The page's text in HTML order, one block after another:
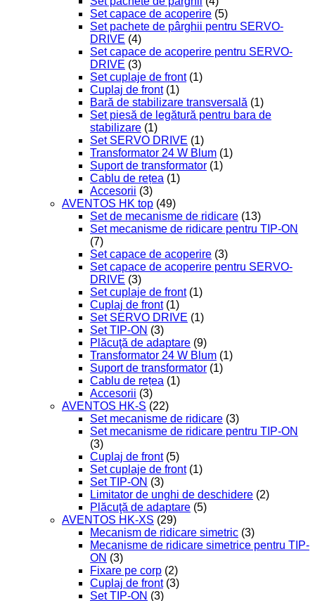
Set capace de acoperire (5)
Set pachete de pârghii pentru SERVO-
DRIVE (4)
Set capace de acoperire pentru SERVO-
DRIVE (3)
Set cuplaje de front (1)
Cuplaj de front (1)
Bară de stabilizare transversală (1)
Set piesă de legătură pentru bara de
stabilizare (1)
Set SERVO DRIVE (1)
Transformator 24 W Blum (1)
Suport de transformator (1)
Cablu de rețea (1)
Accesorii (3)
AVENTOS HK top (49)
Set de mecanisme de ridicare (13)
Set mecanisme de ridicare pentru TIP-ON
(7)
Set capace de acoperire (3)
Set capace de acoperire pentru SERVO-
DRIVE (3)
Set cuplaje de front (1)
Cuplaj de front (1)
Set SERVO DRIVE (1)
Set TIP-ON (3)
Plăcuţă de adaptare (9)
Transformator 24 W Blum (1)
Suport de transformator (1)
Cablu de rețea (1)
Accesorii (3)
AVENTOS HK-S (22)
Set mecanisme de ridicare (3)
Set mecanisme de ridicare pentru TIP-ON
(3)
Cuplaj de front (5)
Set cuplaje de front (1)
Set TIP-ON (3)
Limitator de unghi de deschidere (2)
Plăcuţă de adaptare (5)
AVENTOS HK-XS (29)
Mecanism de ridicare simetric (3)
Mecanisme de ridicare simetrice pentru TIP-
ON (3)
Fixare pe corp (2)
Cuplaj de front (3)
Set TIP-ON (3)